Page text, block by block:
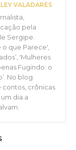
VALADARES
pela
Sergipe.
o que Parece',
'Mulheres
Fugindo: o
No blog
contos, crônicas
dia a